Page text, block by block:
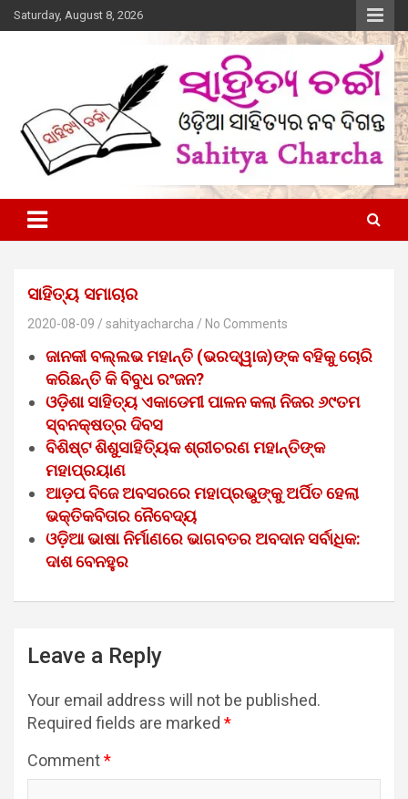
Skip
to
Saturday, August 8, 2026
Sahitya Charcha
ସାହିତ୍ୟ ସମାଚାର
2020-08-09 sahityacharcha No Comments
ଜାନକୀ ବଲ୍ଲଭ ମହାନ୍ତି (ଭରଦ୍ୱାଜ)ଙ୍କ ବହିକୁ ଚୋରି
କରିଛନ୍ତି କି ବିବୁଧ ରଂଜନ?
ଓଡ଼ିଶା ସାହିତ୍ୟ ଏକାଡେମୀ ପାଳନ କଲା ନିଜର ୬୯ତମ
ସ୍ବନକ୍ଷତ୍ର ଦିବସ
ବିଶିଷ୍ଟ ଶିଶୁସାହିତ୍ୟିକ ଶ୍ରୀଚରଣ ମହାନ୍ତିଙ୍କ
ମହାପ୍ରୟାଣ
ଆଡ଼ପ ବିଜେ ଅବସରରେ ମହାପ୍ରଭୁଙ୍କୁ ଅର୍ପିତ ହେଲା
ଭକ୍ତିକବିତାର ନୈବେଦ୍ୟ
ଓଡ଼ିଆ ଭାଷା ନିର୍ମାଣରେ ଭାଗବତର ଅବଦାନ ସର୍ବାଧିକ:
ଦାଶ ବେନହୁର
Leave a Reply
Your email address will not be published.
Required fields are marked *
Comment*